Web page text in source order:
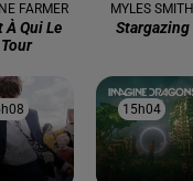
FARMER
À Qui Le
Tour
MYLES SMITH
Stargazing
15h04
15h04